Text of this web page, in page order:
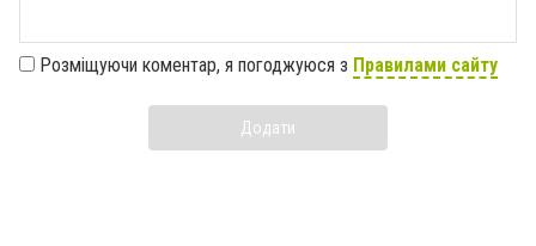
Розміщуючи коментар, я погоджуюся з Правилами сайту
Додати